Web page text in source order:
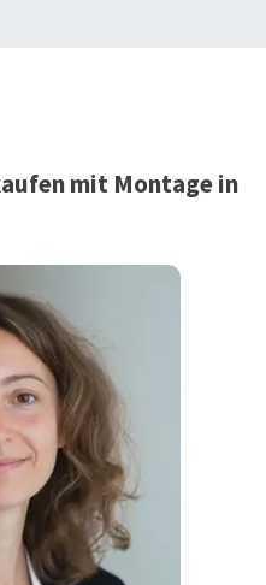
mit Montage in